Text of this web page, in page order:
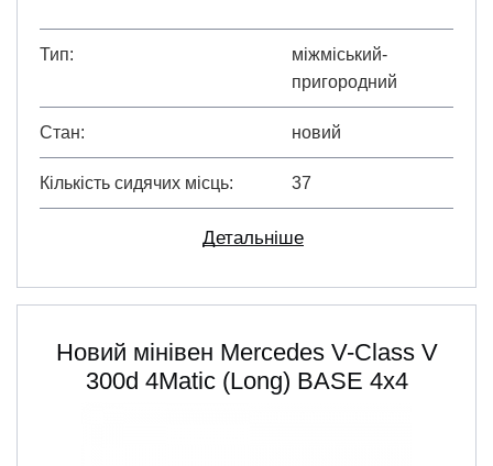
Тип
міжміський-
пригородний
Стан новий
Кількість сидячих місць 37
Детальніше
Новий мінівен Mercedes V-Class V
300d 4Matic (Long) BASE 4х4